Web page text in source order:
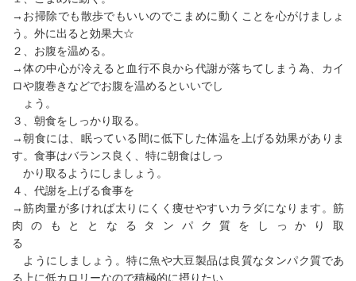
→お掃除でも散歩でもいいのでこまめに動くことを心がけましょ
う。外に出ると効果大☆
２、お腹を温める。
→体の中心が冷えると血行不良から代謝が落ちてしまう為、カイ
ロや腹巻きなどでお腹を温めるといいでし
ょう。
３、朝食をしっかり取る。
→朝食には、眠っている間に低下した体温を上げる効果がありま
す。食事はバランス良く、特に朝食はしっ
かり取るようにしましょう。
４、代謝を上げる食事を
→筋肉量が多ければ太りにくく痩せやすいカラダになります。筋
肉のもととなるタンパク質をしっかり取
ようにしましょう。特に魚や大豆製品は良質なタンパク質であ
る上に低カロリーなので積極的に摂りたい